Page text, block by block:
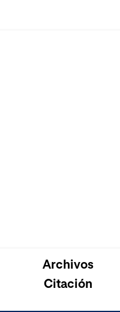
Archivos
Citación